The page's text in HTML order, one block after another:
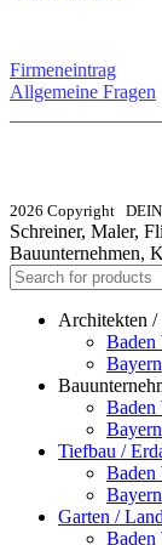
Firmeneintrag
Allgemeine Fragen
2026 Copyright
Schreiner, Maler,
Bauunternehmen,
Architekten /
Baden
Bayern
Baden
Bayern
Tiefbau /
Baden
Bayern
Garten /
Baden